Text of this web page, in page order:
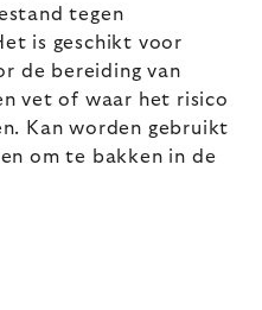
tegen
is geschikt voor
de bereiding van
vet of waar het risico
Kan worden gebruikt
om te bakken in de